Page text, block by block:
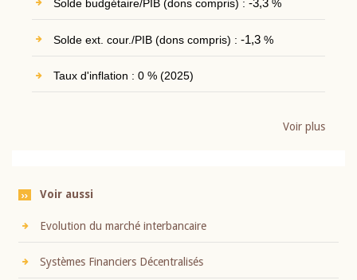
Solde budgétaire/PIB (dons compris) : -3,3%
Solde ext. cour./PIB (dons compris) : -1,3%
Taux d'inflation : 0 % (2025)
Voir plus
Voir aussi
Evolution du marché interbancaire
Systèmes Financiers Décentralisés